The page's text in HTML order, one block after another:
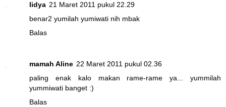
lidya 21 Maret 2011 pukul 22.29
benar2 yumilah yumiwati nih mbak
Balas
mamah Aline 22 Maret 2011 pukul 02.36
paling enak kalo makan rame-rame ya... yummilah
yummiwati banget :)
Balas